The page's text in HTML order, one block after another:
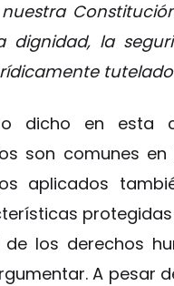
la
dicho en esta
son comunes
aplicados
los derechos
A pesar